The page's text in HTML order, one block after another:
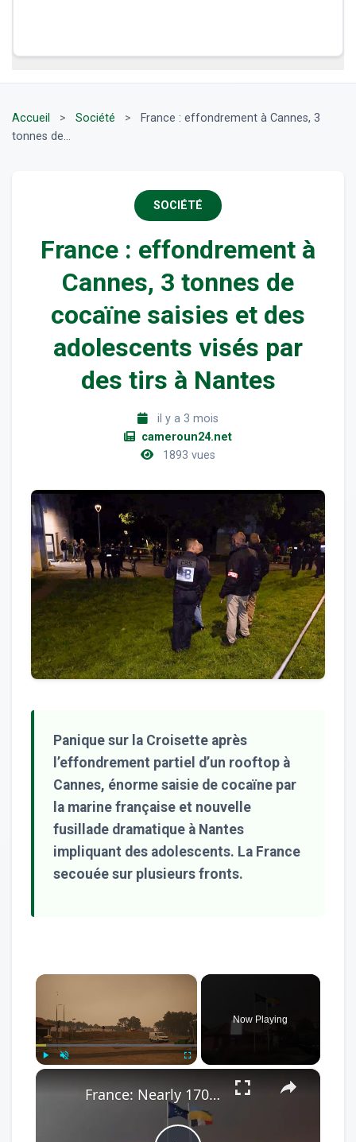
Accueil > Société >
France : effondrement à Cannes, 3
tonnes de...
SOCIÉTÉ
France : effondrement à
Cannes, 3 tonnes de
cocaïne saisies et des
adolescents visés par
des tirs à Nantes
il y a 3 mois
cameroun24.net
1893 vues
Panique sur la Croisette après
l’effondrement partiel d’un rooftop à
Cannes, énorme saisie de cocaïne par
la marine française et nouvelle
fusillade dramatique à Nantes
impliquant des adolescents. La France
secouée sur plusieurs fronts.
×
Now Playing
×
France: Nearly 170,000 evacuated as wildfires burn more than 74,000 acres in southwestern France (3).